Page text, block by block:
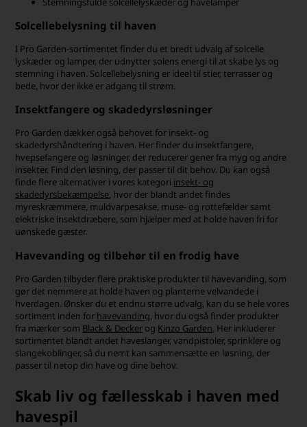
Solcellebelysning til haven
I Pro Garden-sortimentet finder du et bredt udvalg af solcelle
lyskæder og lamper, der udnytter solens energi til at skabe lys og
stemning i haven. Solcellebelysning er ideel til stier, terrasser og
bede, hvor der ikke er adgang til strøm.
Insektfangere og skadedyrsløsninger
Pro Garden dækker også behovet for insekt- og
skadedyrshåndtering i haven. Her finder du insektfangere,
hvepsefangere og løsninger, der reducerer gener fra myg og andre
insekter. Find den løsning, der passer til dit behov. Du kan også
finde flere alternativer i vores kategori insekt- og
skadedyrsbekæmpelse, hvor der blandt andet findes
myreskræmmere, muldvarpesakse, muse- og rottefælder samt
elektriske insektdræbere, som hjælper med at holde haven fri for
uønskede gæster.
Havevanding og tilbehør til en frodig have
Pro Garden tilbyder flere praktiske produkter til havevanding, som
gør det nemmere at holde haven og planterne velvandede i
hverdagen. Ønsker du et endnu større udvalg, kan du se hele vores
sortiment inden for havevanding, hvor du også finder produkter
fra mærker som Black & Decker og Kinzo Garden. Her inkluderer
sortimentet blandt andet haveslanger, vandpistoler, sprinklere og
slangekoblinger, så du nemt kan sammensætte en løsning, der
passer til netop din have og dine behov.
Skab liv og fællesskab i haven med
havespil